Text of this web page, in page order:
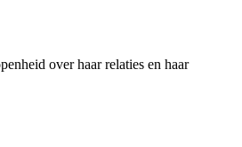
over haar relaties en haar